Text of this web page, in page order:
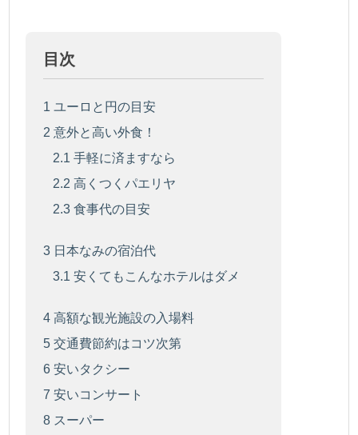
目次
1 ユーロと円の目安
2 意外と高い外食！
2.1 手軽に済ますなら
2.2 高くつくパエリヤ
2.3 食事代の目安
3 日本なみの宿泊代
3.1 安くてもこんなホテルはダメ
4 高額な観光施設の入場料
5 交通費節約はコツ次第
6 安いタクシー
7 安いコンサート
8 スーパー